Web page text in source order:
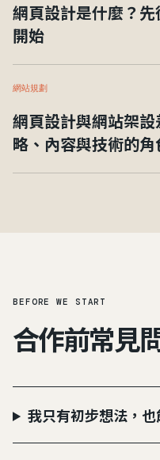
網頁設計是什麼？
開始
網站規劃
網頁設計與網站架
略、內容與技術的角
BEFORE WE START
合作前常見
我只有初步想法，也